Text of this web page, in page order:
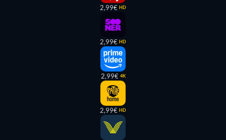
2,99€ HD
2,99€ HD
2,99€ 4K
2,99€ HD